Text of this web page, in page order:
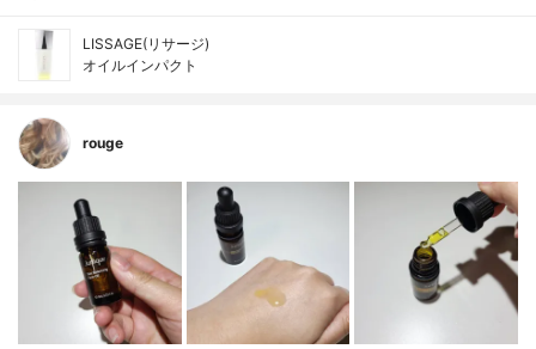
LISSAGE(リサージ)
オイルインパクト
rouge